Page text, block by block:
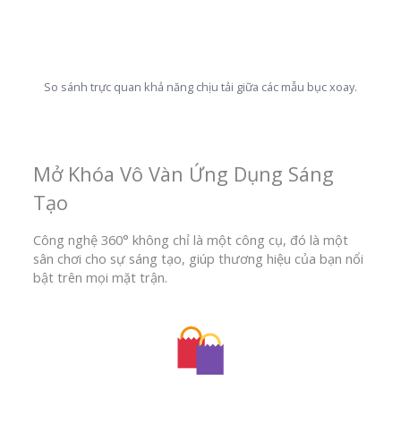
So sánh trực quan khả năng chịu tải giữa các mẫu bục xoay.
Mở Khóa Vô Vàn Ứng Dụng Sáng
Tạo
Công nghệ 360° không chỉ là một công cụ, đó là một
sân chơi cho sự sáng tạo, giúp thương hiệu của bạn nổi
bật trên mọi mặt trận.